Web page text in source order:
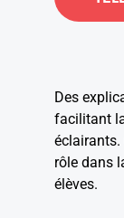
Des
facilitant
éclairants.
rôle dans
élèves.